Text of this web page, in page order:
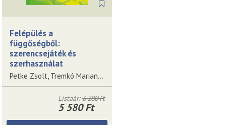
Felépülés a
függőségből:
szerencsejáték és
szerhasználat
Petke Zsolt, Tremkó Mariann (szerkesztők)
Listaár:6 200 Ft
5 580 Ft